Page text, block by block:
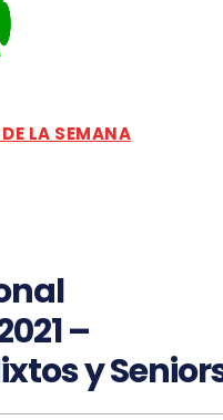
LA SEMANA
–
y